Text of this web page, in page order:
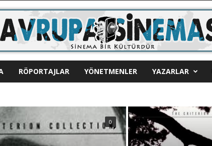
RÖPORTAJLAR YÖNETMENLER YAZARLAR
0